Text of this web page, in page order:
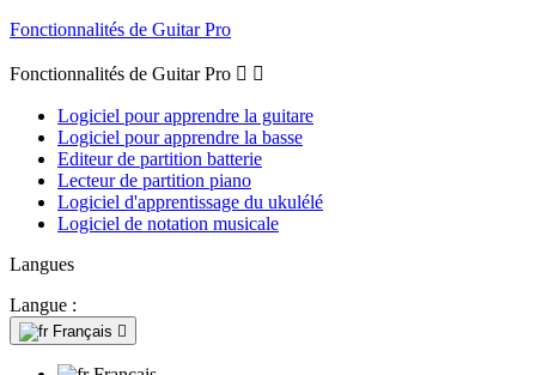
Fonctionnalités de Guitar Pro
Fonctionnalités de Guitar Pro  
Logiciel pour apprendre la guitare
Logiciel pour apprendre la basse
Editeur de partition batterie
Lecteur de partition piano
Logiciel d'apprentissage du ukulélé
Logiciel de notation musicale
Langues
Langue :
Français 